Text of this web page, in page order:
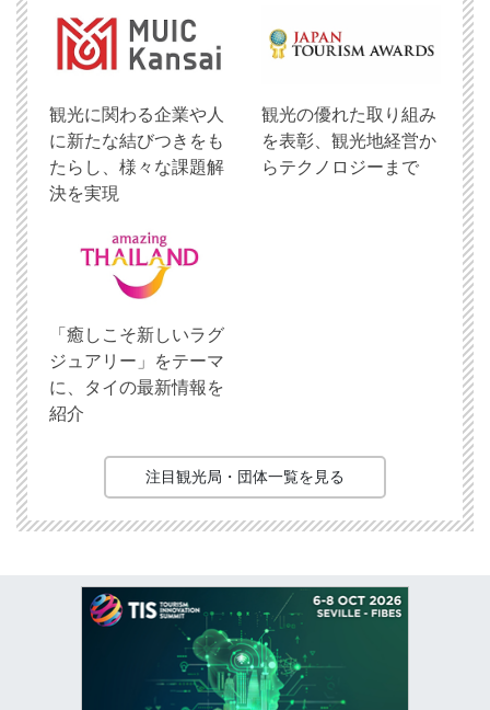
観光に関わる企業や人
に新たな結びつきをも
たらし、様々な課題解
決を実現
観光の優れた取り組み
を表彰、観光地経営か
らテクノロジーまで
「癒しこそ新しいラグ
ジュアリー」をテーマ
に、タイの最新情報を
紹介
注目観光局・団体一覧を見る